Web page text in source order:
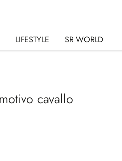
LIFESTYLE SR WORLD
cavallo